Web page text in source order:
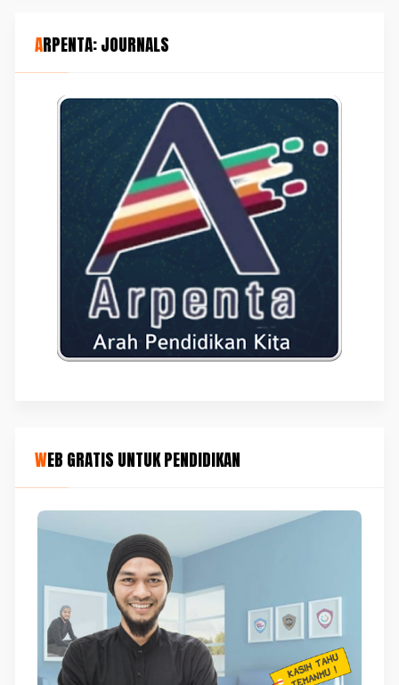
ARPENTA: JOURNALS
WEB GRATIS UNTUK PENDIDIKAN